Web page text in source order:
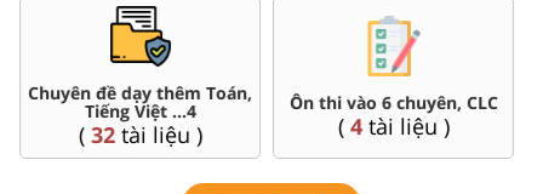
Chuyên đề dạy thêm Toán,
Tiếng Việt ...4
( 32tài liệu )
Ôn thi vào 6 chuyên, CLC
( 4tài liệu )